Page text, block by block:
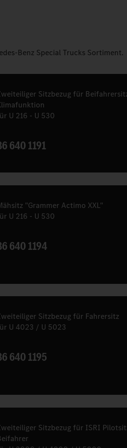
Benz Special Trucks Sortiment.
Sitzbezug für
U 216 - U 530
640 1191
"Grammer Actimo XXL"
U 216 - U 530
640 1194
Sitzbezug für Fahrersitz
U 4023 / U 5023
640 1195
Sitzbezug für ISRI